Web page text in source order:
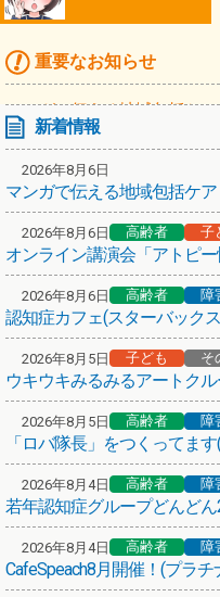
重要なお知らせ
マンガで伝える地域包括ケア
高齢者
「川崎シニアフォトコンテ
高齢者 保健医療 その他
第66弾！まち歩きボランテ
保健医療
熱中症にご注意ください！
介護サービスを考える、その
高齢者 保健医療
(介護予防)かかりつけの医療
悩み･困りごと相談のご案内
保健医療
紅麹を含む健康食品について
新着情報
2026年8月6日
マンガで伝える地域包括ケア
2026年8月6日 高齢者 子
2026年8月6日 高齢者 障
2026年8月5日 子ども そ
2026年8月5日 高齢者 障
「ロバ隊長」をつくってま
2026年8月4日 高齢者 障
若年認知症グループどんど
2026年8月4日 高齢者 障
CafeSpeach8月開催！(プラ